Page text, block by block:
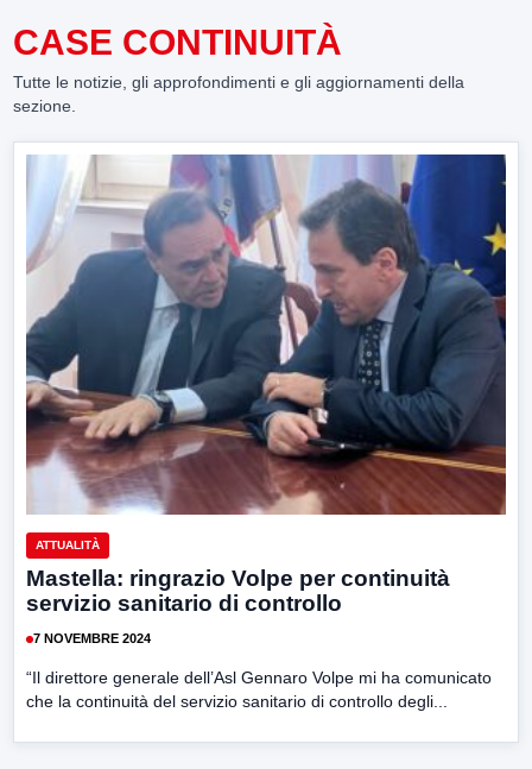
CASE CONTINUITÀ
Tutte le notizie, gli approfondimenti e gli aggiornamenti della
sezione.
ATTUALITÀ
Mastella: ringrazio Volpe per continuità
servizio sanitario di controllo
7 NOVEMBRE 2024
“Il direttore generale dell’Asl Gennaro Volpe mi ha comunicato
che la continuità del servizio sanitario di controllo degli...